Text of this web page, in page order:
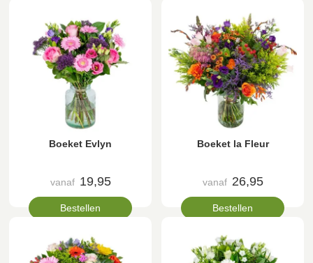
Boeket Evlyn
vanaf 19,95
Bestellen
Boeket la Fleur
vanaf 26,95
Bestellen